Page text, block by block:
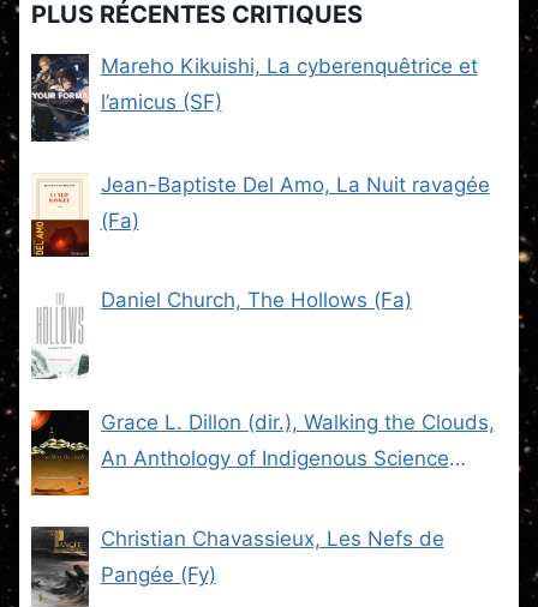
PLUS RÉCENTES CRITIQUES
Mareho Kikuishi, La cyberenquêtrice et
l’amicus (SF)
Jean-Baptiste Del Amo, La Nuit ravagée
(Fa)
Daniel Church, The Hollows (Fa)
Grace L. Dillon (dir.), Walking the Clouds,
An Anthology of Indigenous Science
Christian Chavassieux, Les Nefs de
Pangée (Fy)